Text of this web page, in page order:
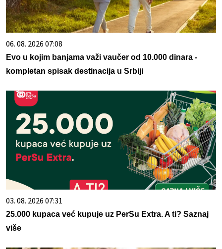
06. 08. 2026 07:08
Evo u kojim banjama važi vaučer od 10.000 dinara -
kompletan spisak destinacija u Srbiji
03. 08. 2026 07:31
25.000 kupaca već kupuje uz PerSu Extra. A ti? Saznaj
više